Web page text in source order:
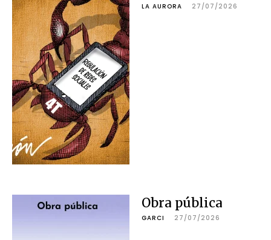
LA AURORA 27/07/2026
Obra pública
GARCI 27/07/2026